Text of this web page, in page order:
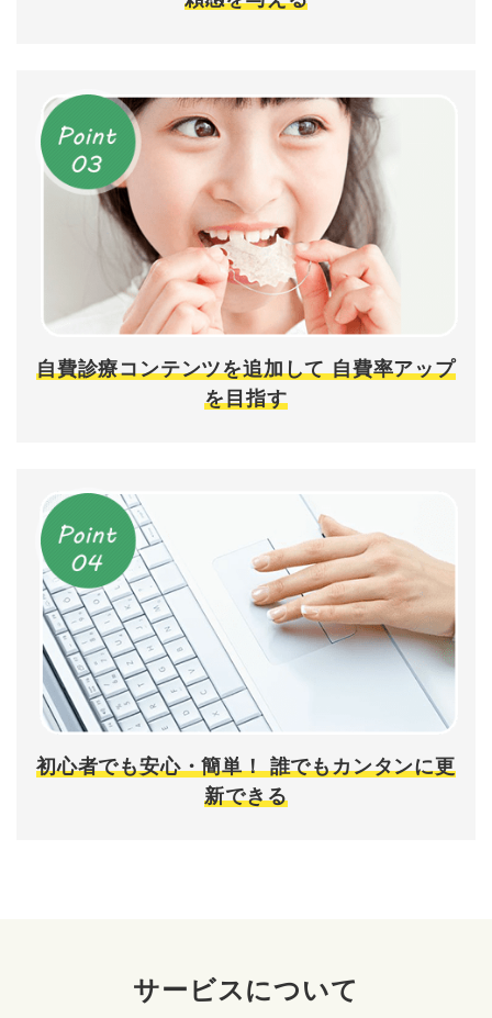
自費診療コンテンツを追加して自費率アップ
を目指す
初心者でも安心・簡単！誰でもカンタンに更
新できる
サービスについて